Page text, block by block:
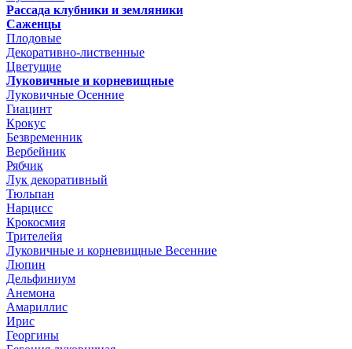
Рассада клубники и земляники
Саженцы
Плодовые
Декоративно-лиственные
Цветущие
Луковичные и корневищные
Луковичные Осенние
Гиацинт
Крокус
Безвременник
Вербейник
Рябчик
Лук декоративный
Тюльпан
Нарцисс
Крокосмия
Трителейя
Луковичные и корневищные Весенние
Люпин
Дельфиниум
Анемона
Амариллис
Ирис
Георгины